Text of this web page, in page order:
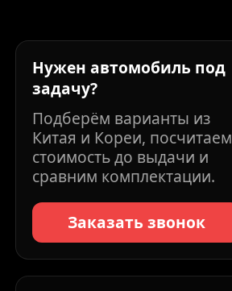
Нужен автомобиль под
задачу?
Подберём варианты из
Китая и Кореи, посчитаем
стоимость до выдачи и
сравним комплектации.
Заказать звонок